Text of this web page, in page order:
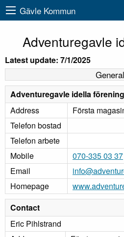
Gävle Kommun
Adventuregavle
Latest update: 7/1/2025
General
Adventuregavle idella förening
Address
Första
Telefon bostad
Telefon arbete
Mobile
070-335 03 37
Email
Homepage
Contact
Eric Pihlstrand